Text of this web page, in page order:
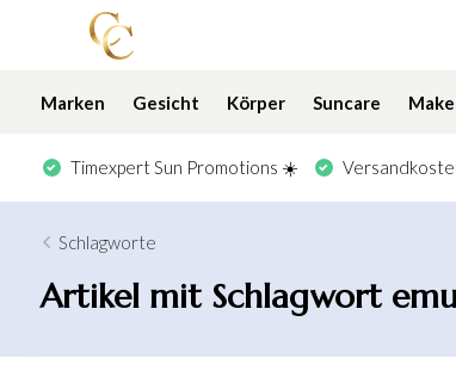
Marken Gesicht Körper Suncare
Timexpert Sun Promotions ☀️
Schlagworte
Artikel mit Schlagwort